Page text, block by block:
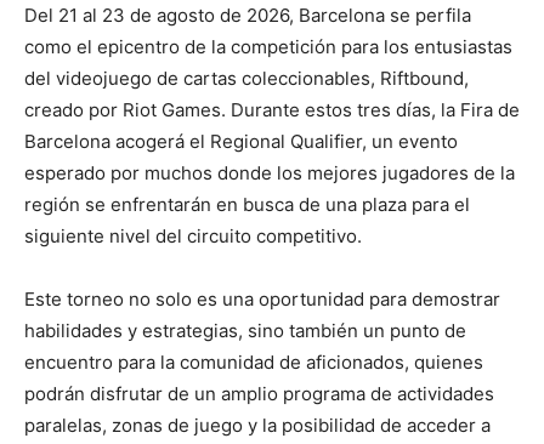
Del 21 al 23 de agosto de 2026, Barcelona se perfila
como el epicentro de la competición para los entusiastas
del videojuego de cartas coleccionables, Riftbound,
creado por Riot Games. Durante estos tres días, la Fira de
Barcelona acogerá el Regional Qualifier, un evento
esperado por muchos donde los mejores jugadores de la
región se enfrentarán en busca de una plaza para el
siguiente nivel del circuito competitivo.
Este torneo no solo es una oportunidad para demostrar
habilidades y estrategias, sino también un punto de
encuentro para la comunidad de aficionados, quienes
podrán disfrutar de un amplio programa de actividades
paralelas, zonas de juego y la posibilidad de acceder a